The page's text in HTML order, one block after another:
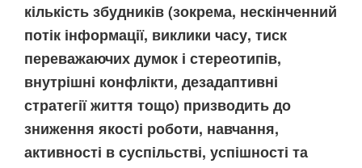
кількість збудників (зокрема, нескінченний
потік інформації, виклики часу, тиск
переважаючих думок і стереотипів,
внутрішні конфлікти, дезадаптивні
стратегії життя тощо) призводить до
зниження якості роботи, навчання,
активності в суспільстві, успішності та